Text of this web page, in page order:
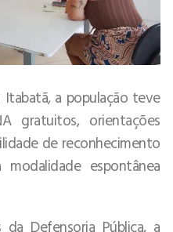
a população teve
gratuitos, orientações
de reconhecimento
espontânea
Defensoria Pública, a